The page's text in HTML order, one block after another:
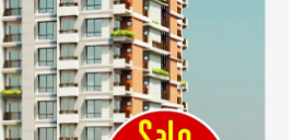
দেশ গড়তে জুলাই জাগরণ’ কর্মসূচির
অংশ হিসেবে এনসিপির জুলাই
পথসভসায়- নাসীরুদ্দীন পাটওয়ারী